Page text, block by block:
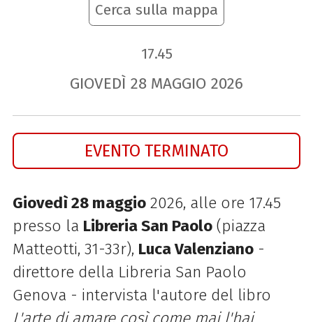
Cerca sulla mappa
17.45
GIOVEDÌ 28 MAGGIO 2026
EVENTO TERMINATO
Giovedì 28 maggio2026, alle ore 17.45
presso la Libreria San Paolo(piazza
Matteotti, 31-33r), Luca Valenziano-
direttore della Libreria San Paolo
Genova - intervista l'autore del libro